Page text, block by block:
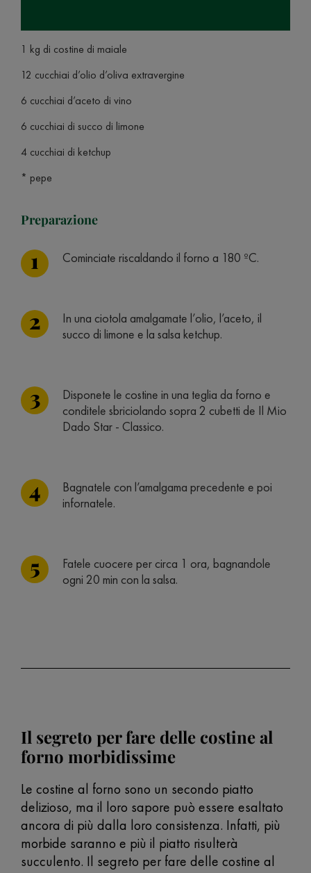
1 kg di costine di maiale
12 cucchiai d’olio d’oliva extravergine
6 cucchiai d’aceto di vino
6 cucchiai di succo di limone
4 cucchiai di ketchup
* pepe
Preparazione
Cominciate riscaldando il forno a 180 ºC.
In una ciotola amalgamate l’olio, l’aceto, il
succo di limone e la salsa ketchup.
Disponete le costine in una teglia da forno e
conditele sbriciolando sopra 2 cubetti de Il Mio
Dado Star - Classico.
Bagnatele con l’amalgama precedente e poi
infornatele.
Fatele cuocere per circa 1 ora, bagnandole
ogni 20 min con la salsa.
Il segreto per fare delle costine al
forno morbidissime
Le costine al forno sono un secondo piatto
delizioso, ma il loro sapore può essere esaltato
ancora di più dalla loro consistenza. Infatti, più
morbide saranno e più il piatto risulterà
succulento. Il segreto per fare delle costine al